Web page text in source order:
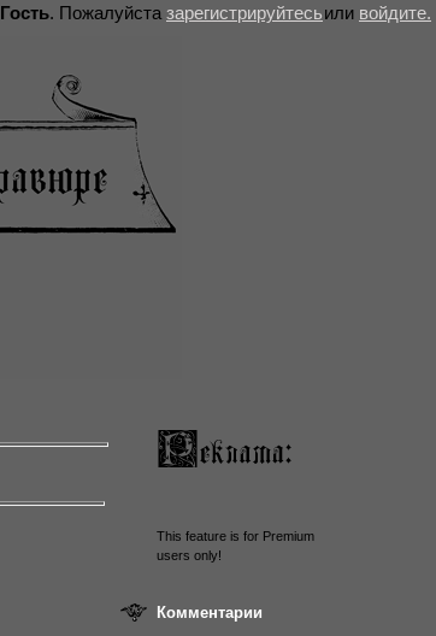
Гость. Пожалуйста зарегистрируйтесьили войдите.
This feature is for Premium
users only!
Комментарии